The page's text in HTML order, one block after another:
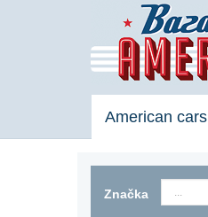
American cars
Značka